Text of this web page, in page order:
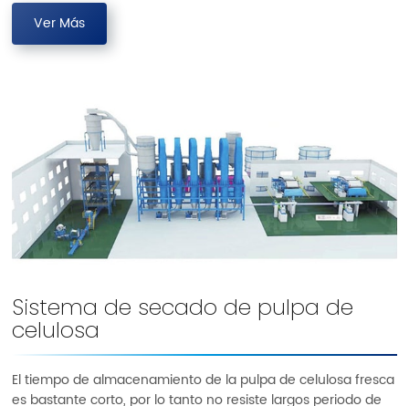
Ver Más
Sistema de secado de pulpa de
celulosa
El tiempo de almacenamiento de la pulpa de celulosa fresca
es bastante corto, por lo tanto no resiste largos periodo de